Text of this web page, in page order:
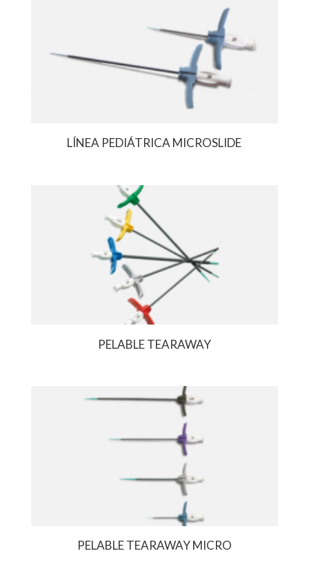
LÍNEA PEDIÁTRICA MICROSLIDE
PELABLE TEARAWAY
PELABLE TEARAWAY MICRO